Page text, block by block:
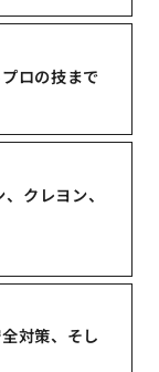
ロの技まで
クレヨン、
対策、そし